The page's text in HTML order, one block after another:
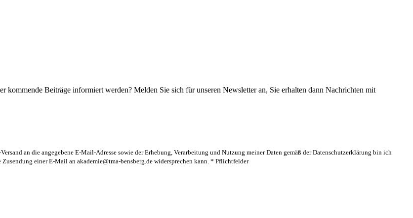
kommende Beiträge informiert werden? Melden Sie sich für unseren Newsletter an, Sie erhalten dann Nachrichten mit
an die angegebene E-Mail-Adresse sowie der Erhebung, Verarbeitung und Nutzung meiner Daten gemäß der Datenschutzerklärung bin ich
einer E-Mail an akademie@tma-bensberg.de widersprechen kann. * Pflichtfelder